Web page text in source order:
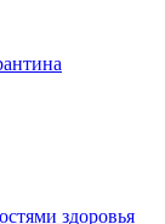
здоровья